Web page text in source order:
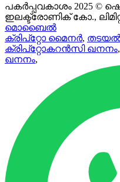
പകർപ്പവകാശം 2025 ©
ഇലക്ട്രോണിക് കോ.,
മൊബൈൽ
ക്രിപ്റ്റോ മൈനർ, തടയൽ
ക്രിപ്റ്റോകറൻസി ഖനനം,
ഖനനം,